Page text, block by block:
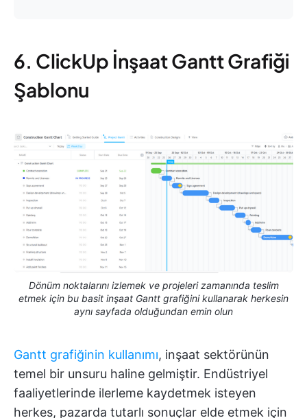
6. ClickUp İnşaat Gantt Grafiği
Şablonu
Dönüm noktalarını izlemek ve projeleri zamanında teslim
etmek için bu basit inşaat Gantt grafiğini kullanarak herkesin
aynı sayfada olduğundan emin olun
Gantt grafiğinin kullanımı, inşaat sektörünün
temel bir unsuru haline gelmiştir. Endüstriyel
faaliyetlerinde ilerleme kaydetmek isteyen
herkes, pazarda tutarlı sonuçlar elde etmek için